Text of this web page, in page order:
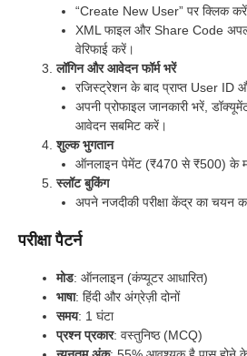
“Create New User” पर क्लिक
XML फाइल और Share Code
वेरिफाई करें।
लॉगिन और आवेदन फॉर्म भरें
रजिस्ट्रेशन के बाद प्राप्त User ID
अपनी प्रोफाइल जानकारी भरें,
आवेदन सबमिट करें।
शुल्क भुगतान
ऑनलाइन पेमेंट (₹470 से ₹500) के
स्लॉट बुकिंग
अपने नजदीकी परीक्षा केंद्र का
परीक्षा पैटर्न
मोड: ऑनलाइन (कंप्यूटर आधारित)
भाषा: हिंदी और अंग्रेज़ी दोनों
समय: 1 घंटा
प्रश्न प्रकार: वस्तुनिष्ठ (MCQ)